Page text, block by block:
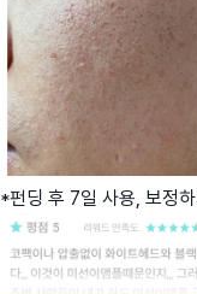
*펀딩 후 7일 사용, 보정